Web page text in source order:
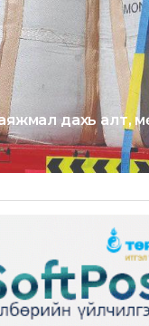
дахь алт,